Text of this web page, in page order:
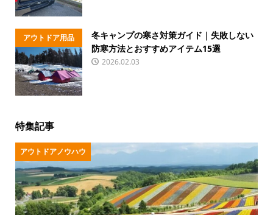
アウトドア用品
冬キャンプの寒さ対策ガイド｜失敗しない
防寒方法とおすすめアイテム15選
2026.02.03
特集記事
アウトドアノウハウ